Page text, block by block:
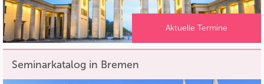
Aktuelle Termine
Seminarkatalog in Bremen